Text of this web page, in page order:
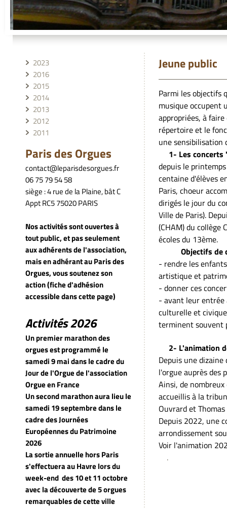
2023
2016
2015
2014
2013
2012
2011
Paris des Orgues
contact@leparisdesorgues.fr
06 75 79 54 58
siège : 4 rue de la Plaine, bât C
Appt RC5 75020 PARIS
Nos activités sont ouvertes à
tout public, et pas seulement
aux adhérents de l'association,
mais en adhérant au Paris des
Orgues, vous soutenez son
action (fiche d'adhésion
accessible dans cette page)
Activités 2026
Un premier marathon des
orgues est programmé le
samedi 9 mai dans le cadre du
Jour de l'Orgue de l'association
Orgue en France
Un second marathon aura lieu le
samedi 19 septembre dans le
cadre des Journées
Européennes du Patrimoine
2026
La sortie annuelle hors Paris
s'effectuera au Havre lors du
week-end des 10 et 11 octobre
avec la découverte de 5 orgues
remarquables de cette ville
Jeune public
Parmi les objectifs
musique occupent
appropriées, à
répertoire et le
une sensibilisation
1- Les concerts
depuis le
centaine d'élèves
Paris, choeur
dirigés le jour du
Ville de Paris).
(CHAM) du collège
écoles du 13ème.
Objectifs de
- rendre les
artistique et
- donner ces
- avant leur entrée
culturelle et
terminent souvent
2- L'animation
Depuis une
l'orgue auprès des
Ainsi, de
accueillis à la
Ouvrard et
Depuis 2022, une
arrondissement
Voir l'animation
.